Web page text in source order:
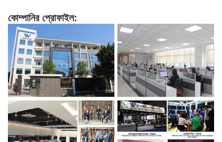
কোম্পানির প্রোফাইল: